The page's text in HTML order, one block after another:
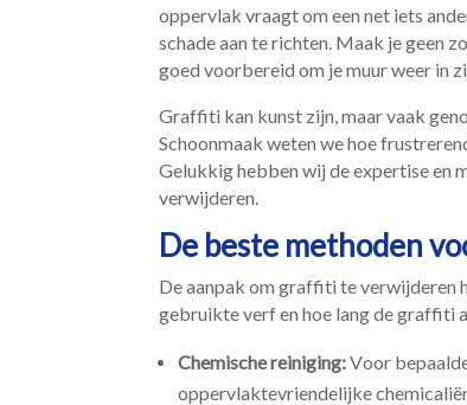
oppervlak vraagt om een net iets
schade aan te richten.​ Maak je geen
goed voorbereid om je muur weer in
Graffiti kan kunst zijn, maar vaak
Schoonmaak weten we hoe
Gelukkig hebben wij de expertise en
verwijderen.​
De beste methoden
De aanpak om graffiti te verwijderen
gebruikte verf en hoe lang de graffiti
Chemische reiniging:Voor
oppervlaktevriendelijke